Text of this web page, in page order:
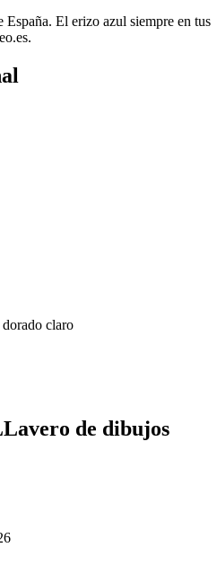
El erizo azul siempre en tus
claro
de dibujos